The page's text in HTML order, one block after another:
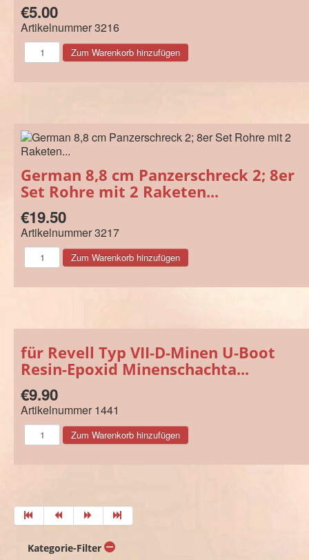
€5.00
Artikelnummer3216
German 8,8 cm Panzerschreck 2; 8er
Set Rohre mit 2 Raketen...
€19.50
Artikelnummer3217
für Revell Typ VII-D-Minen U-Boot
Resin-Epoxid Minenschachta...
€9.90
Artikelnummer 1441
Kategorie-Filter